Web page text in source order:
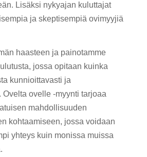
Lisäksi nykyajan kuluttajat
ja skeptisempiä ovimyyjiä
haasteen ja painotamme
jossa opitaan kuinka
kunnioittavasti ja
Ovelta ovelle -myynti tarjoaa
mahdollisuuden
kohtaamiseen, jossa voidaan
yhteys kuin monissa muissa